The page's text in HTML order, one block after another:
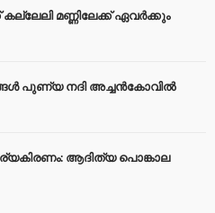
മണ്ണിലേക്ക് ഏവർക്കും
പുണ്യ നദി അച്ചൻകോവിൽ
ആദിത്യ പൊങ്കാല